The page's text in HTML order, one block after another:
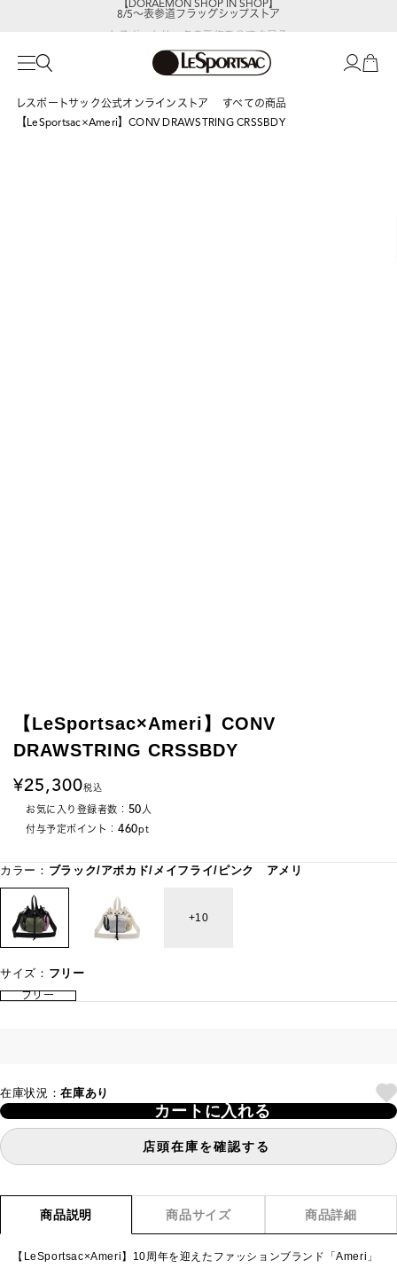
8/5～表参道フラッグシップストア
レスポートサック公式オンラインストア
すべての商品
【LeSportsac×Ameri】CONV DRAWSTRING CRSSBDY
【LeSportsac×Ameri】CONV
DRAWSTRING CRSSBDY
25,300税込
お気に入り登録者数： 50人
付与予定ポイント： 460pt
カラー： ブラック/アボカド/メイフライ/ピンク アメリ
10
サイズ： フリー
フリー
在庫状況：在庫あり
カートに入れる
店頭在庫を確認する
商品説明 商品サイズ 商品詳細
【LeSportsac×Ameri】10周年を迎えたファッションブランド「Ameri」